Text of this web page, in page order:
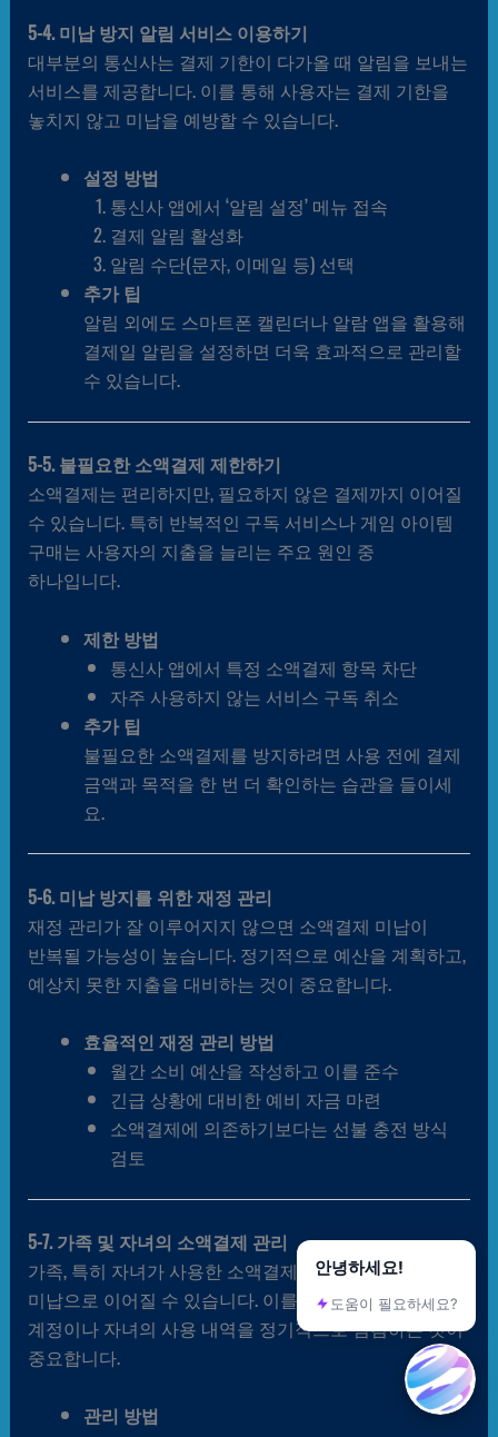
5-4. 미납 방지 알림 서비스 이용하기
대부분의 통신사는 결제 기한이 다가올 때 알림을 보내는
서비스를 제공합니다. 이를 통해 사용자는 결제 기한을
놓치지 않고 미납을 예방할 수 있습니다.
설정 방법
통신사 앱에서 ‘알림 설정’ 메뉴 접속
결제 알림 활성화
알림 수단(문자, 이메일 등) 선택
추가 팁
알림 외에도 스마트폰 캘린더나 알람 앱을 활용해
결제일 알림을 설정하면 더욱 효과적으로 관리할
수 있습니다.
5-5. 불필요한 소액결제 제한하기
소액결제는 편리하지만, 필요하지 않은 결제까지 이어질
수 있습니다. 특히 반복적인 구독 서비스나 게임 아이템
구매는 사용자의 지출을 늘리는 주요 원인 중
하나입니다.
제한 방법
통신사 앱에서 특정 소액결제 항목 차단
자주 사용하지 않는 서비스 구독 취소
추가 팁
불필요한 소액결제를 방지하려면 사용 전에 결제
금액과 목적을 한 번 더 확인하는 습관을 들이세
요.
5-6. 미납 방지를 위한 재정 관리
재정 관리가 잘 이루어지지 않으면 소액결제 미납이
반복될 가능성이 높습니다. 정기적으로 예산을 계획하고,
예상치 못한 지출을 대비하는 것이 중요합니다.
효율적인 재정 관리 방법
월간 소비 예산을 작성하고 이를 준수
긴급 상황에 대비한 예비 자금 마련
소액결제에 의존하기보다는 선불 충전 방식
검토
5-7. 가족 및 자녀의 소액결제 관리
가족, 특히 자녀가 사용한 소액결제는 예상치 못한
미납으로 이어질 수 있습니다. 이를 방지하기 위해 가족
계정이나 자녀의 사용 내역을 정기적으로 점검하는 것이
중요합니다.
관리 방법
안녕하세요!
도움이 필요하세요?